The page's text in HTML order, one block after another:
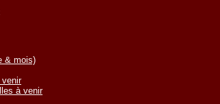
& mois)
venir
à venir